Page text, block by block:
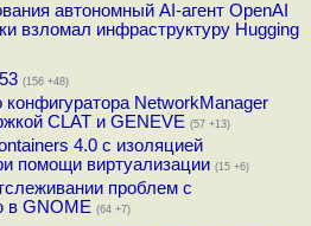
автономный AI-агент OpenAI
взломал инфраструктуру Hugging
(156 +48)
конфигуратора NetworkManager
CLAT и GENEVE (57 +13)
4.0 с изоляцией
помощи виртуализации (15 +6)
проблем с
в GNOME (64 +7)